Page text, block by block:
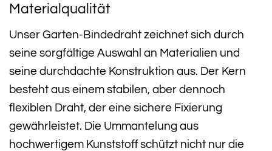
Materialqualität
Unser Garten-Bindedraht zeichnet sich durch
seine sorgfältige Auswahl an Materialien und
seine durchdachte Konstruktion aus. Der Kern
besteht aus einem stabilen, aber dennoch
flexiblen Draht, der eine sichere Fixierung
gewährleistet. Die Ummantelung aus
hochwertigem Kunststoff schützt nicht nur die